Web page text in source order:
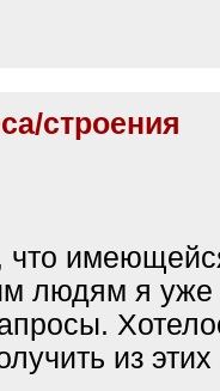
строения
что
людям я уже
из